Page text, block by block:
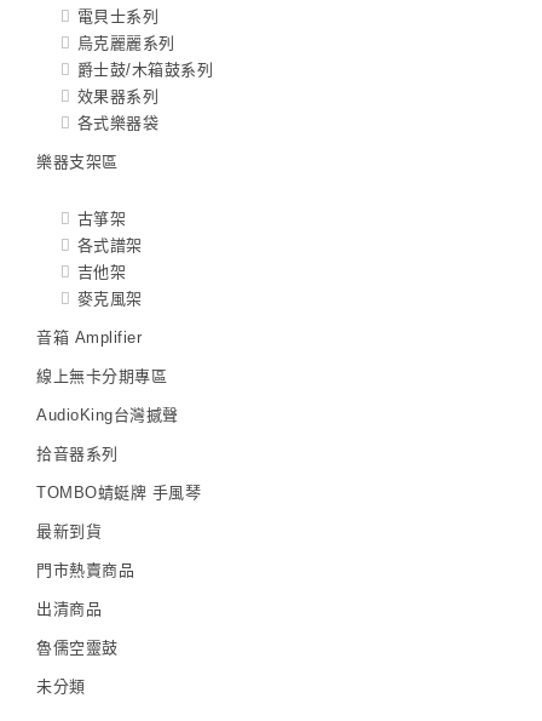
電貝士系列
烏克麗麗系列
爵士鼓/木箱鼓系列
效果器系列
各式樂器袋
樂器支架區
古箏架
各式譜架
吉他架
麥克風架
音箱 Amplifier
線上無卡分期專區
AudioKing台灣撼聲
拾音器系列
TOMBO蜻蜓牌 手風琴
最新到貨
門市熱賣商品
出清商品
魯儒空靈鼓
未分類